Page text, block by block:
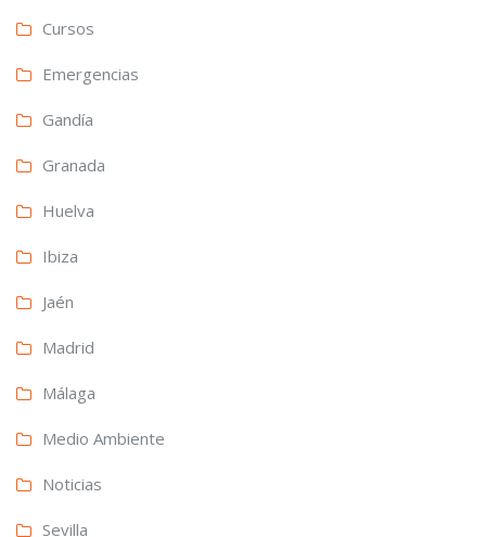
Cursos
Emergencias
Gandía
Granada
Huelva
Ibiza
Jaén
Madrid
Málaga
Medio Ambiente
Noticias
Sevilla